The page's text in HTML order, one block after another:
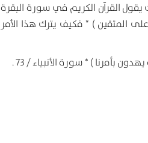
القرآن الكريم في سورة البقرة
على المتقين ) * فكيف يترك هذا الأمر
بأمرنا ) * سورة الأنبياء / 73 .